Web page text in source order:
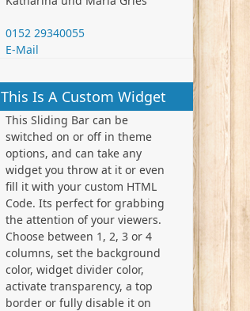
0152 29340055
E-Mail
This Is A Custom Widget
This Sliding Bar can be
switched on or off in theme
options, and can take any
widget you throw at it or even
fill it with your custom HTML
Code. Its perfect for grabbing
the attention of your viewers.
Choose between 1, 2, 3 or 4
columns, set the background
color, widget divider color,
activate transparency, a top
border or fully disable it on